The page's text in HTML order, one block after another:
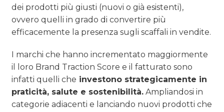
dei prodotti più giusti (nuovi o già esistenti),
ovvero quelli in grado di convertire più
efficacemente la presenza sugli scaffali in vendite.
I marchi che hanno incrementato maggiormente
il loro Brand Traction Score e il fatturato sono
infatti quelli che investono strategicamente in
praticità, salute e sostenibilità. Ampliandosi in
categorie adiacenti e lanciando nuovi prodotti che